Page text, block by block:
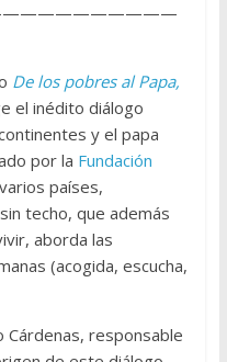
De los pobres al Papa,
el inédito diálogo
y el papa
por la Fundación
países,
techo, que además
aborda las
(acogida, escucha,
Cárdenas, responsable